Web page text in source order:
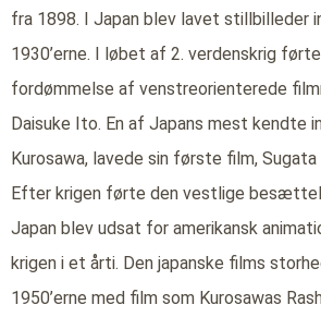
fra 1898. I Japan blev lavet stillbilleder
1930’erne. I løbet af 2. verdenskrig
fordømmelse af venstreorienterede
Daisuke Ito. En af Japans mest kendte
Kurosawa, lavede sin første film, Sugata
Efter krigen førte den vestlige
Japan blev udsat for amerikansk
krigen i et årti. Den japanske films
1950’erne med film som Kurosawas